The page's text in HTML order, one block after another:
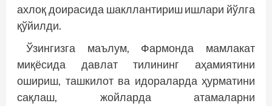
ахлоқ доирасида шакллантириш ишлари йўлга
қўйилди.
Ўзингизга маълум, Фармонда мамлакат
миқёсида давлат тилининг аҳамиятини
ошириш, ташкилот ва идораларда ҳурматини
сақлаш, жойларда атамаларни